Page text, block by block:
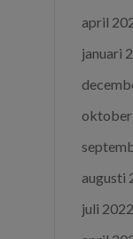
april
januari
augusti
juli 2022